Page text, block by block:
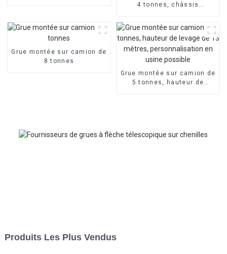
4 tonnes, châssis
fonctionnement flexible,
caisse de chargement
personnalisée
Grue montée sur camion de
8 tonnes
Grue montée sur camion de
5 tonnes, hauteur de
Produits Les Plus Vendus